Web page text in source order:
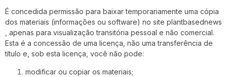
É concedida permissão para baixar temporariamente uma cópia
dos materiais (informações ou software) no site plantbasednews
, apenas para visualização transitória pessoal e não comercial.
Esta é a concessão de uma licença, não uma transferência de
título e, sob esta licença, você não pode:
modificar ou copiar os materiais;